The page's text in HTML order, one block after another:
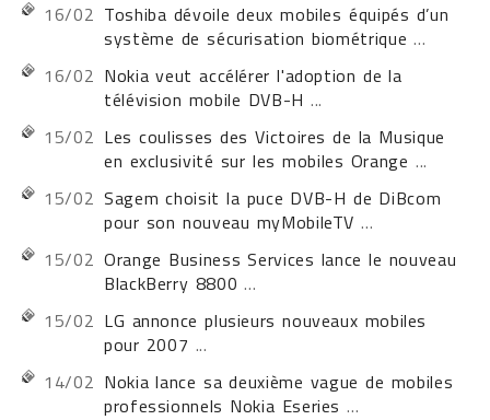
16/02 Toshiba dévoile deux mobiles équipés d’un
système de sécurisation biométrique ...
16/02 Nokia veut accélérer l'adoption de la
télévision mobile DVB-H ...
15/02 Les coulisses des Victoires de la Musique
en exclusivité sur les mobiles Orange ...
15/02 Sagem choisit la puce DVB-H de DiBcom
pour son nouveau myMobileTV ...
15/02 Orange Business Services lance le nouveau
BlackBerry 8800 ...
15/02 LG annonce plusieurs nouveaux mobiles
pour 2007 ...
14/02 Nokia lance sa deuxième vague de mobiles
professionnels Nokia Eseries ...